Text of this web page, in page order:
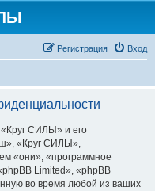
Вход
Регистрация
СИЛЫ» и его
«Круг СИЛЫ»,
«они», «программное
Limited», «phpBB
во время любой из ваших